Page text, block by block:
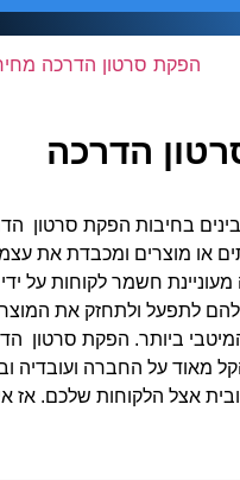
הדרכה
בחיבות הפקת סרטון
או מוצרים ומכבדת את
מעוניינת חשמר לקוחות על
להם לתפעל ולתחזק את
ביותר. הפקת סרטון
מאוד על החברה ועובדיה
אצל הלקוחות שלכם. אז